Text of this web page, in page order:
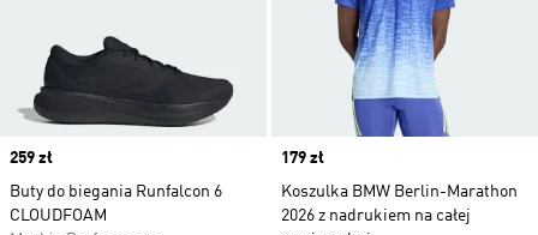
Price
259 zł
Buty do biegania Runfalcon 6
CLOUDFOAM
Price
179 zł
Koszulka BMW Berlin-Marathon
2026 z nadrukiem na całej